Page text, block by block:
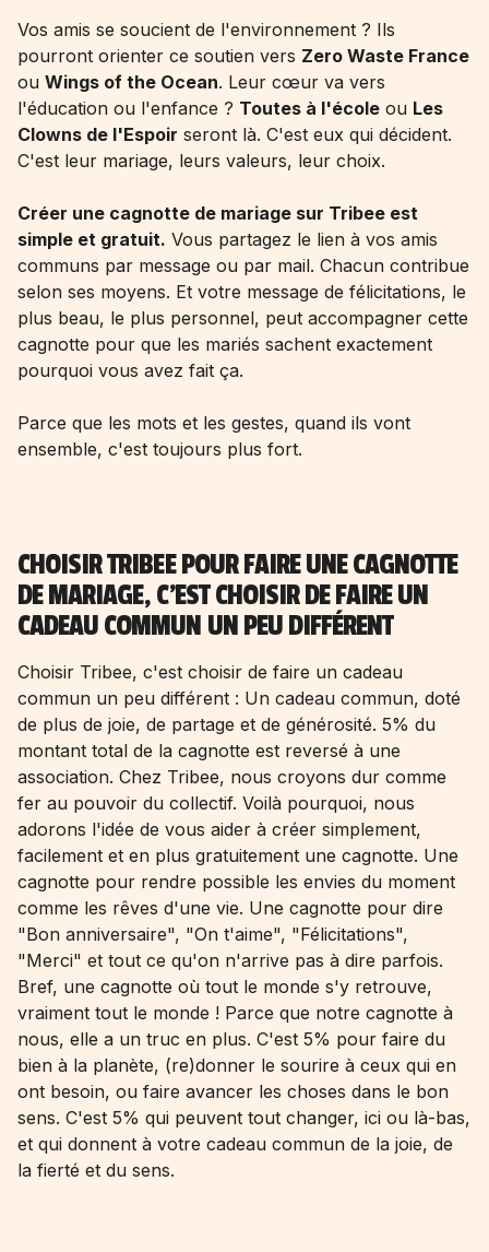
Vos amis se soucient de l'environnement ? Ils
pourront orienter ce soutien vers Zero Waste France
ou Wings of the Ocean. Leur cœur va vers
l'éducation ou l'enfance ? Toutes à l'école ou Les
Clowns de l'Espoir seront là. C'est eux qui décident.
C'est leur mariage, leurs valeurs, leur choix.
Créer une cagnotte de mariage sur Tribee est
simple et gratuit. Vous partagez le lien à vos amis
communs par message ou par mail. Chacun contribue
selon ses moyens. Et votre message de félicitations, le
plus beau, le plus personnel, peut accompagner cette
cagnotte pour que les mariés sachent exactement
pourquoi vous avez fait ça.
Parce que les mots et les gestes, quand ils vont
ensemble, c'est toujours plus fort.
CHOISIR TRIBEE POUR FAIRE UNE CAGNOTTE
DE MARIAGE, C'EST CHOISIR DE FAIRE UN
CADEAU COMMUN UN PEU DIFFÉRENT
Choisir Tribee, c'est choisir de faire un cadeau
commun un peu différent : Un cadeau commun, doté
de plus de joie, de partage et de générosité. 5% du
montant total de la cagnotte est reversé à une
association. Chez Tribee, nous croyons dur comme
fer au pouvoir du collectif. Voilà pourquoi, nous
adorons l'idée de vous aider à créer simplement,
facilement et en plus gratuitement une cagnotte. Une
cagnotte pour rendre possible les envies du moment
comme les rêves d'une vie. Une cagnotte pour dire
"Bon anniversaire", "On t'aime", "Félicitations",
"Merci" et tout ce qu'on n'arrive pas à dire parfois.
Bref, une cagnotte où tout le monde s'y retrouve,
vraiment tout le monde ! Parce que notre cagnotte à
nous, elle a un truc en plus. C'est 5% pour faire du
bien à la planète, (re)donner le sourire à ceux qui en
ont besoin, ou faire avancer les choses dans le bon
sens. C'est 5% qui peuvent tout changer, ici ou là-bas,
et qui donnent à votre cadeau commun de la joie, de
la fierté et du sens.